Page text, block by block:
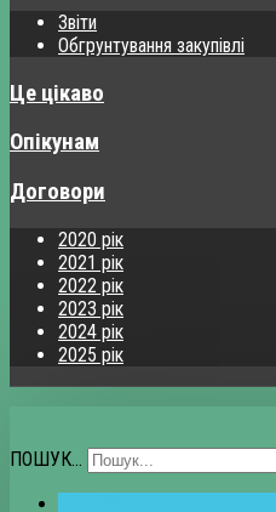
Звіти
Обгрунтування закупівлі
Це цікаво
Опікунам
Договори
2020 рік
2021 рік
2022 рік
2023 рік
2024 рік
2025 рік
ПОШУК...